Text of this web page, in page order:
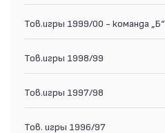
Тов.игры 1999/00 - команда „Б“
Тов.игры 1998/99
Тов.игры 1997/98
Тов. игры 1996/97